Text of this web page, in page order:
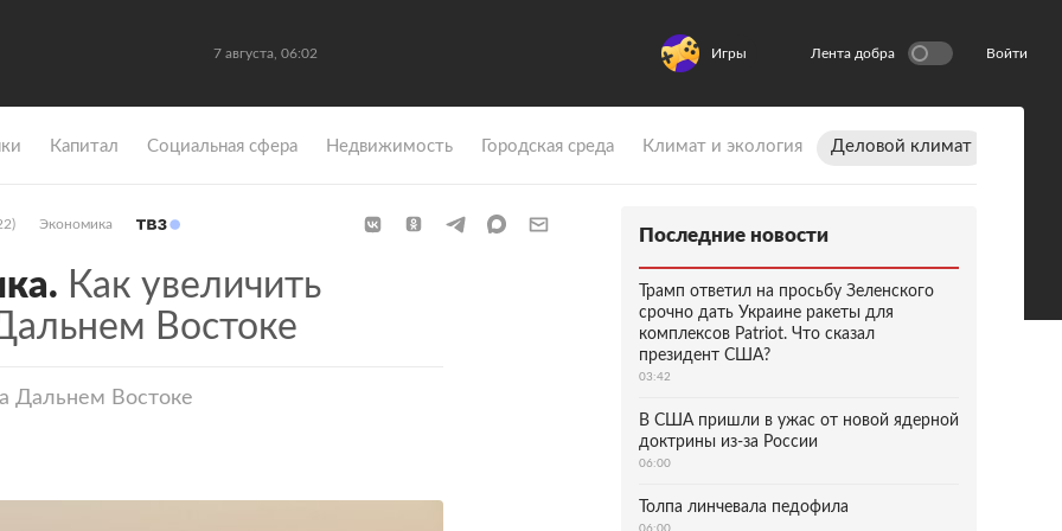
7 августа, 06:02 Игры Лента добра Войти
Капитал Социальная сфера Недвижимость Городская среда Климат и экология Деловой климат
Экономика
Как увеличить
Востоке
Дальнем Востоке
Последние новости
Трамп ответил на просьбу Зеленского
срочно дать Украине ракеты для
комплексов Patriot. Что сказал
президент США?
03:42
В США пришли в ужас от новой ядерной
доктрины из-за России
06:00
Толпа линчевала педофила
06:00